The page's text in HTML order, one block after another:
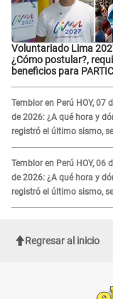
Voluntariado Lima
¿Cómo postular?,
beneficios para
Temblor en Perú HOY, 07
de 2026: ¿A qué hora y
registró el último sismo,
IGP?
Temblor en Perú HOY, 06
de 2026: ¿A qué hora y
registró el último sismo,
IGP?
Regresar al inicio